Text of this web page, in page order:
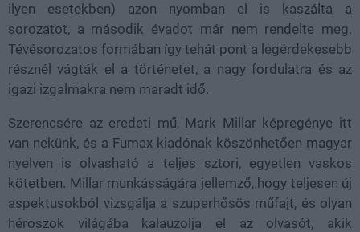
ilyen esetekben) azon nyomban el is kaszálta a
sorozatot, a második évadot már nem rendelte meg.
Tévésorozatos formában így tehát pont a legérdekesebb
résznél vágták el a történetet, a nagy fordulatra és az
igazi izgalmakra nem maradt idő.
Szerencsére az eredeti mű, Mark Millar képregénye itt
van nekünk, és a Fumax kiadónak köszönhetően magyar
nyelven is olvasható a teljes sztori, egyetlen vaskos
kötetben. Millar munkásságára jellemző, hogy teljesen új
aspektusokból vizsgálja a szuperhősös műfajt, és olyan
héroszok világába kalauzolja el az olvasót, akik